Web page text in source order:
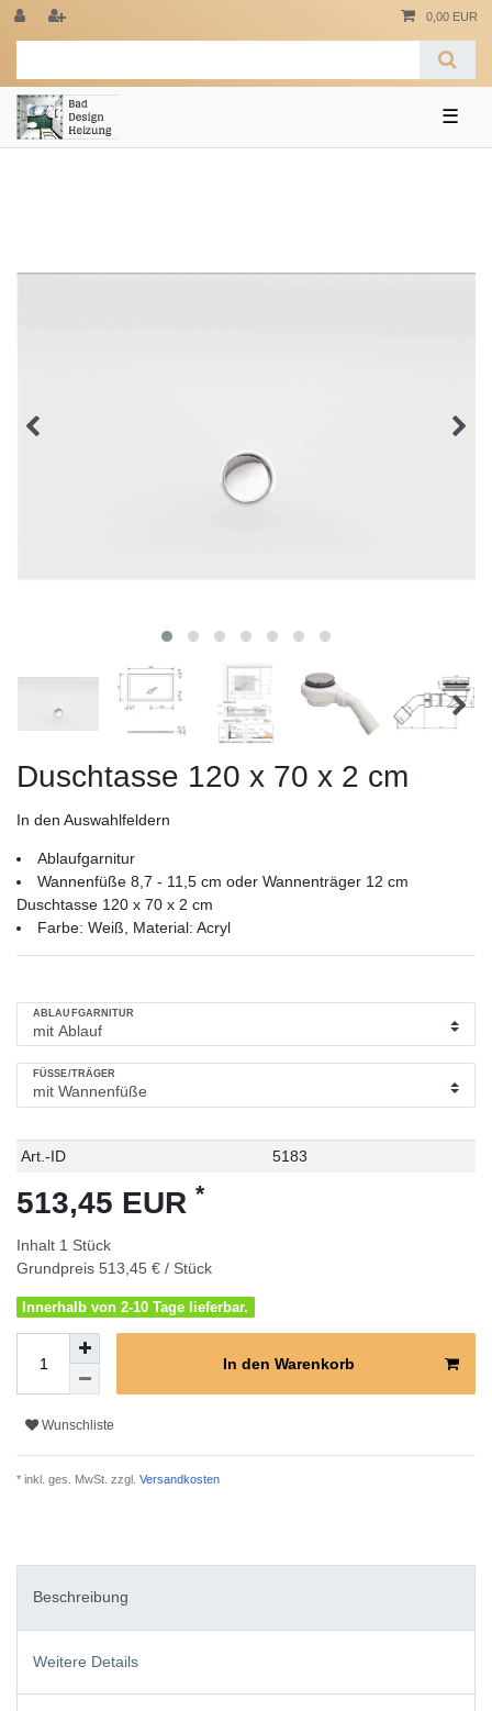
0,00 EUR
☰
Duschtasse 120 x 70 x 2 cm
In den Auswahlfeldern
Ablaufgarnitur
Wannenfüße 8,7 - 11,5 cm oder Wannenträger 12 cm
Duschtasse 120 x 70 x 2 cm
Farbe: Weiß, Material: Acryl
ABLAUFGARNITUR
FÜSSE/TRÄGER
Technisches
Wert
Art.-ID 5183
513,45 EUR *
Inhalt 1 Stück
Grundpreis 513,45 € / Stück
Innerhalb von 2-10 Tage lieferbar.
In den Warenkorb
Wunschliste
* inkl. ges. MwSt. zzgl. Versandkosten
Beschreibung
Weitere Details